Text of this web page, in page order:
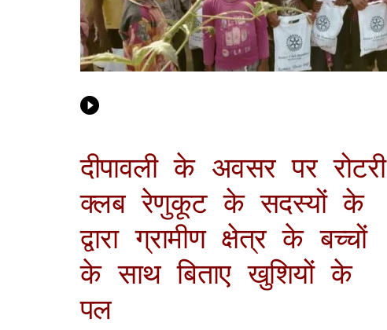
दीपावली के अवसर पर रोटरी
क्लब रेणुकूट के सदस्यों के
द्वारा ग्रामीण क्षेत्र के बच्चों
के साथ बिताए खुशियों के
पल